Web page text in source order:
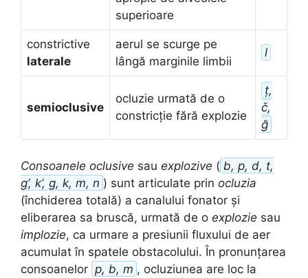
superioare
constrictive
laterale
aerul se scurge pe
lângă marginile limbii
l
semioclusive
ocluzie urmată de o
constricție fără explozie
ț,
č,
ğ
Consoanele oclusive sau explozive ( b, p, d, t,
g’, k’, g, k, m, n ) sunt articulate prin ocluzia
(închiderea totală) a canalului fonator și
eliberarea sa bruscă, urmată de o explozie sau
implozie, ca urmare a presiunii fluxului de aer
acumulat în spatele obstacolului. În pronunțarea
consoanelor p, b, m , ocluziunea are loc la